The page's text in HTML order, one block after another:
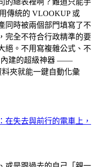
傳統的 VLOOKUP 或
同時被兩個部門填寫了不
完全不符合行政精準的要
絕。不用寫複雜公式、不
內建的超級神器 ——
料夾就能一鍵自動化彙
在失去與前行的電車上，